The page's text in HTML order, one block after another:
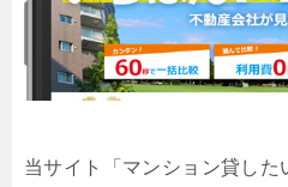
当サイト「マンション貸した